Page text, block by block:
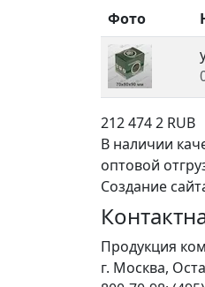
Фото
2124742 RUB
В наличии
оптовой
Создание
Продукция
г. Москва,